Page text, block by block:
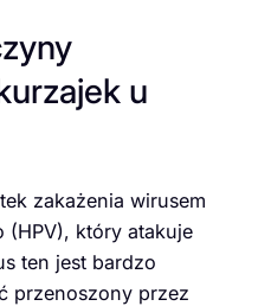
u
zakażenia wirusem
(HPV), który atakuje
ten jest bardzo
przenoszony przez